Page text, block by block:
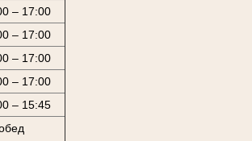
– 17:00
– 17:00
– 17:00
– 17:00
– 15:45